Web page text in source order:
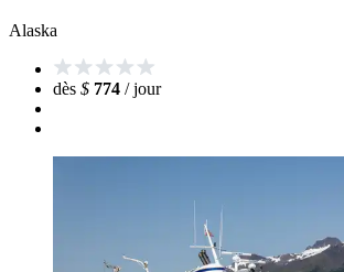
Alaska
dès $ 774 / jour